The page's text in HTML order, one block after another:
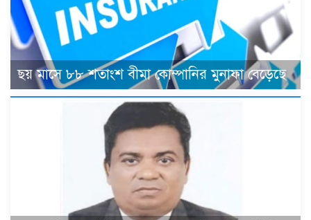
ছয় মাসে ৮৮ শতাংশ বীমা কোম্পানির মুনাফা বেড়েছে